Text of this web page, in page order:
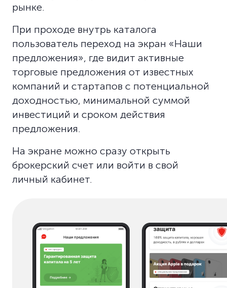
рынке.
При проходе внутрь каталога
пользователь переход на экран «Наши
предложения», где видит активные
торговые предложения от известных
компаний и стартапов с потенциальной
доходностью, минимальной суммой
инвестиций и сроком действия
предложения.
На экране можно сразу открыть
брокерский счет или войти в свой
личный кабинет.